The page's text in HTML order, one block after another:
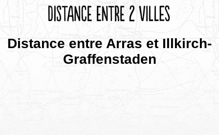
Distance entre Arras et Illkirch-
Graffenstaden